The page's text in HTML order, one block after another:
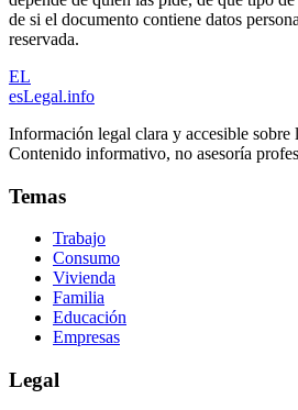
de si el documento contiene datos
reservada.
EL
esLegal.info
Información legal clara y accesible sobre
Contenido informativo, no asesoría
Temas
Trabajo
Consumo
Vivienda
Familia
Educación
Empresas
Legal